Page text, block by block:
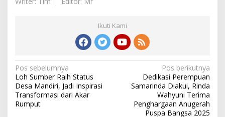
Ikuti Kami
Navigasi
pos
Pos sebelumnya
Loh Sumber Raih Status
Desa Mandiri, Jadi Inspirasi
Transformasi dari Akar
Rumput
Pos berikutnya
Dedikasi Perempuan
Samarinda Diakui, Rinda
Wahyuni Terima
Penghargaan Anugerah
Puspa Bangsa 2025